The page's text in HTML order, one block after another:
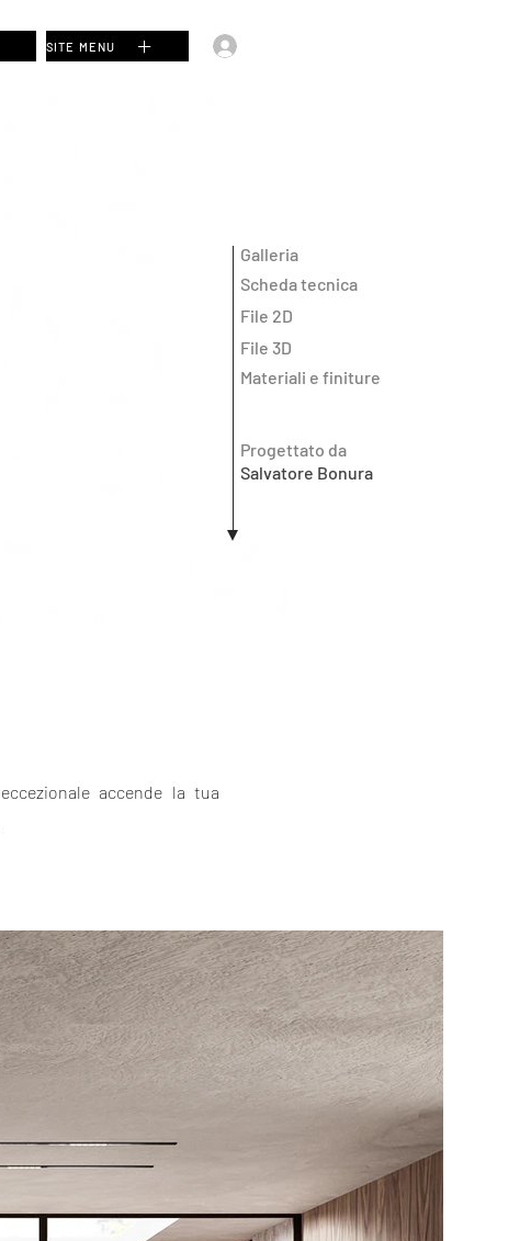
SITE MENU
Galleria
Scheda tecnica
File 2D
File 3D
Materiali e finiture
Progettato da
Salvatore Bonura
accende la tua